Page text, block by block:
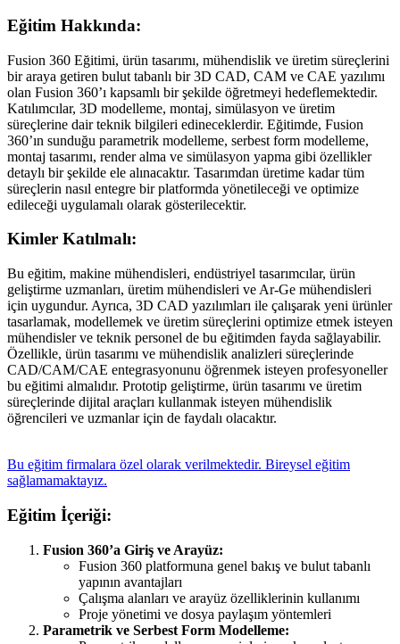
Eğitim Hakkında:
Fusion 360 Eğitimi, ürün tasarımı, mühendislik ve üretim süreçlerini
bir araya getiren bulut tabanlı bir 3D CAD, CAM ve CAE yazılımı
olan Fusion 360’ı kapsamlı bir şekilde öğretmeyi hedeflemektedir.
Katılımcılar, 3D modelleme, montaj, simülasyon ve üretim
süreçlerine dair teknik bilgileri edineceklerdir. Eğitimde, Fusion
360’ın sunduğu parametrik modelleme, serbest form modelleme,
montaj tasarımı, render alma ve simülasyon yapma gibi özellikler
detaylı bir şekilde ele alınacaktır. Tasarımdan üretime kadar tüm
süreçlerin nasıl entegre bir platformda yönetileceği ve optimize
edileceği uygulamalı olarak gösterilecektir.
Kimler Katılmalı:
Bu eğitim, makine mühendisleri, endüstriyel tasarımcılar, ürün
geliştirme uzmanları, üretim mühendisleri ve Ar-Ge mühendisleri
için uygundur. Ayrıca, 3D CAD yazılımları ile çalışarak yeni ürünler
tasarlamak, modellemek ve üretim süreçlerini optimize etmek isteyen
mühendisler ve teknik personel de bu eğitimden fayda sağlayabilir.
Özellikle, ürün tasarımı ve mühendislik analizleri süreçlerinde
CAD/CAM/CAE entegrasyonunu öğrenmek isteyen profesyoneller
bu eğitimi almalıdır. Prototip geliştirme, ürün tasarımı ve üretim
süreçlerinde dijital araçları kullanmak isteyen mühendislik
öğrencileri ve uzmanlar için de faydalı olacaktır.
Bu eğitim firmalara özel olarak verilmektedir. Bireysel eğitim
sağlamamaktayız.
Eğitim İçeriği:
Fusion 360’a Giriş ve Arayüz:
Fusion 360 platformuna genel bakış ve bulut tabanlı
yapının avantajları
Çalışma alanları ve arayüz özelliklerinin kullanımı
Proje yönetimi ve dosya paylaşım yöntemleri
Parametrik ve Serbest Form Modelleme: